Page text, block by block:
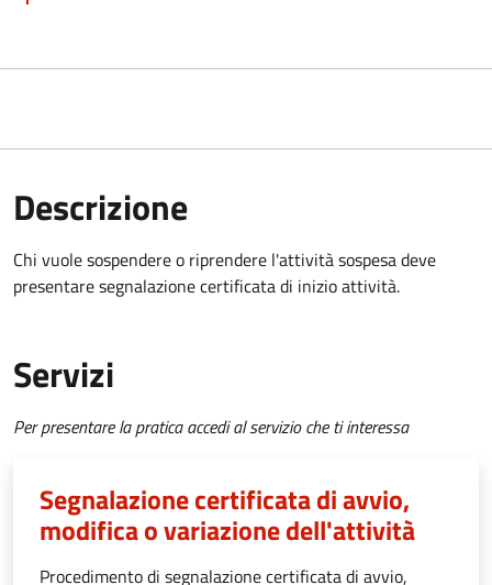
Descrizione
Chi vuole sospendere o riprendere l'attività sospesa deve
presentare segnalazione certificata di inizio attività.
Servizi
Per presentare la pratica accedi al servizio che ti interessa
Segnalazione certificata di avvio,
modifica o variazione dell'attività
Procedimento di segnalazione certificata di avvio,